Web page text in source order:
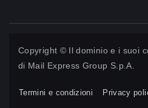
Copyright © Il dominio e i suoi
di Mail Express Group S.p.A.
Termini e condizioni Privacy